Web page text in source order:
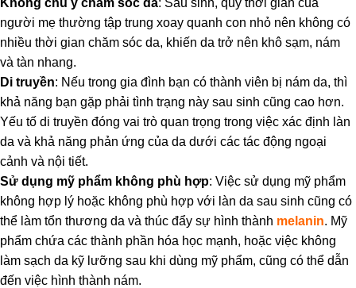
người mẹ thường tập trung xoay quanh con nhỏ nên không có
nhiều thời gian chăm sóc da, khiến da trở nên khô sạm, nám
và tàn nhang.
Di truyền: Nếu trong gia đình bạn có thành viên bị nám da, thì
khả năng bạn gặp phải tình trạng này sau sinh cũng cao hơn.
Yếu tố di truyền đóng vai trò quan trọng trong việc xác định làn
da và khả năng phản ứng của da dưới các tác động ngoại
cảnh và nội tiết.
Sử dụng mỹ phẩm không phù hợp: Việc sử dụng mỹ phẩm
không hợp lý hoặc không phù hợp với làn da sau sinh cũng có
thể làm tổn thương da và thúc đẩy sự hình thành melanin. Mỹ
phẩm chứa các thành phần hóa học mạnh, hoặc việc không
làm sạch da kỹ lưỡng sau khi dùng mỹ phẩm, cũng có thể dẫn
đến việc hình thành nám.